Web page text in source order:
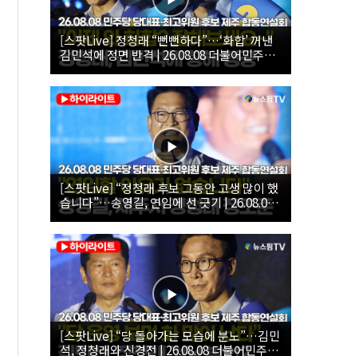
[스팟Live] 정청래 “뻔뻔하다”…‘화합’ 꺼낸
김민석에 정면 반격 | 26.08.08 더불어민주당
당대표·최고위원 후보 제주 합동연설회
[스팟Live] “정청래 후보 그동안 고생 많이 했
습니다”…송영길, 연임에 선 긋기 | 26.08.08
더불어민주당 당대표·최고위원 후보 제주 합
동연설회
[스팟Live] “당 돌아가는 모습에 분노”…김민
석, 정청래와 신경전 | 26.08.08 더불어민주당